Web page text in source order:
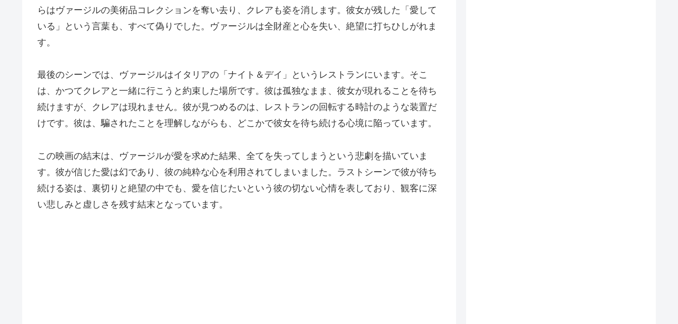
らはヴァージルの美術品コレクションを奪い去り、クレアも姿を消します。彼女が残した「愛して
いる」という言葉も、すべて偽りでした。ヴァージルは全財産と心を失い、絶望に打ちひしがれま
す。
最後のシーンでは、ヴァージルはイタリアの「ナイト＆デイ」というレストランにいます。そこ
は、かつてクレアと一緒に行こうと約束した場所です。彼は孤独なまま、彼女が現れることを待ち
続けますが、クレアは現れません。彼が見つめるのは、レストランの回転する時計のような装置だ
けです。彼は、騙されたことを理解しながらも、どこかで彼女を待ち続ける心境に陥っています。
この映画の結末は、ヴァージルが愛を求めた結果、全てを失ってしまうという悲劇を描いていま
す。彼が信じた愛は幻であり、彼の純粋な心を利用されてしまいました。ラストシーンで彼が待ち
続ける姿は、裏切りと絶望の中でも、愛を信じたいという彼の切ない心情を表しており、観客に深
い悲しみと虚しさを残す結末となっています。